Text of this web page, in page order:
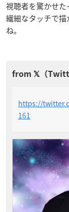
視聴者を驚かせ
繊細なタッチで
ね。
https://
161